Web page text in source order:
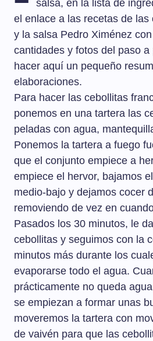
salsa, en la lista de
el enlace a las recetas de
y la salsa Pedro Ximénez
cantidades y fotos del paso
hacer aquí un pequeño
elaboraciones.
Para hacer las cebollitas
ponemos en una tartera las
peladas con agua,
Ponemos la tartera a fuego
que el conjunto empiece a
empiece el hervor, bajamos
medio-bajo y dejamos cocer
removiendo de vez en
Pasados los 30 minutos, le
cebollitas y seguimos con la
minutos más durante los
evaporarse todo el agua.
prácticamente no queda
se empiezan a formar unas
moveremos la tartera con
de vaivén para que las